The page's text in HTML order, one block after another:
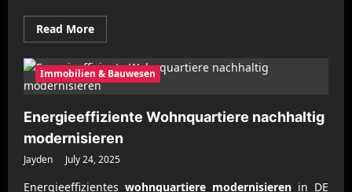
Read MoreRead
more
Datensicherung
mit
automatisierten
Prozessen
Immobilien & Bauwesen
Energieeffiziente Wohnquartiere nachhaltig
modernisieren
Jayden July 24, 2025
Energieeffizientes wohnquartiere modernisieren in DE